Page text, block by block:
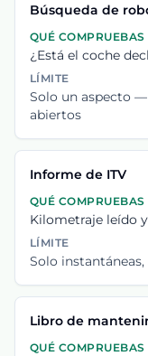
Búsqueda de
QUÉ COMPRUEBAS
¿Está el coche
LÍMITE
Solo un aspecto
abiertos
Informe de ITV
QUÉ COMPRUEBAS
Kilometraje leído
LÍMITE
Solo
Libro de
QUÉ COMPRUEBAS